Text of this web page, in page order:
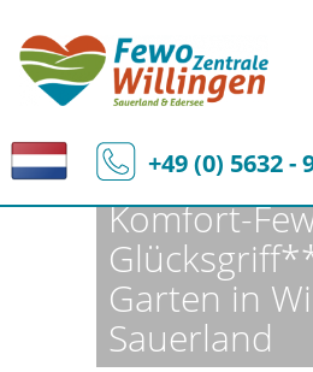
+49 (0) 5632 -
Fewo-Zentrale Willingen
Komfort-
Garten in
Sauerland